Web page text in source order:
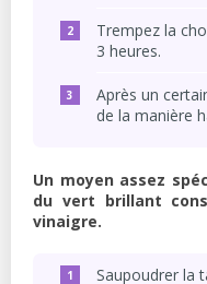
Trempez la
3 heures.
Après un
de la manière
Un moyen assez
du vert brillant
vinaigre.
Saupoudrer la